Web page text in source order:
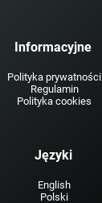
Informacyjne
Polityka prywatności
Regulamin
Polityka cookies
Języki
English
Polski